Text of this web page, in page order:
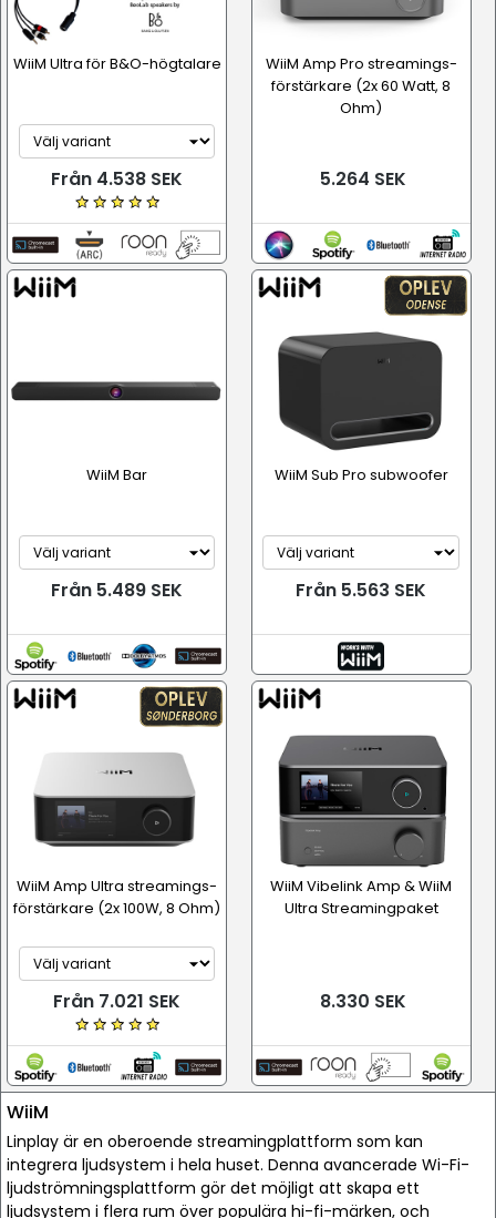
WiiM Ultra för B&O-högtalare
Från 4.538 SEK
WiiM Amp Pro streamings-
förstärkare (2x 60 Watt, 8
Ohm)
5.264 SEK
WiiM Bar
Från 5.489 SEK
WiiM Sub Pro subwoofer
Från 5.563 SEK
WiiM Amp Ultra streamings-
förstärkare (2x 100W, 8 Ohm)
Från 7.021 SEK
WiiM Vibelink Amp & WiiM
Ultra Streamingpaket
8.330 SEK
WiiM
Linplay är en oberoende streamingplattform som kan
integrera ljudsystem i hela huset. Denna avancerade Wi-Fi-
ljudströmningsplattform gör det möjligt att skapa ett
ljudsystem i flera rum över populära hi-fi-märken, och